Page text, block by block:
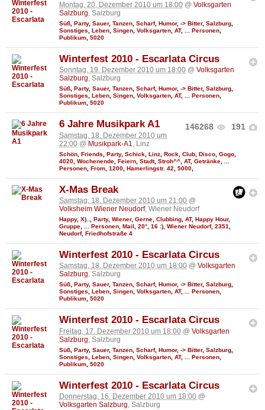
Montag, 20. Dezember 2010 um 18:00 @ Volksgarten
Salzburg, Salzburg
Süß Party, Sauer, Tanzen Scharf, Humor, -> Bitter, Salzburg
Sonstiges
Leben Singen Volksgarten AT, ... Personen
Publikum 5020
Winterfest 2010 - Escarlata Circus
Sonntag, 19. Dezember 2010 um 18:00 @ Volksgarten
Salzburg, Salzburg
Süß, Party, Sauer, Tanzen, Scharf, Humor, -> Bitter, Salzburg,
Sonstiges, Leben, Singen, Volksgarten, AT, ... Personen,
Publikum, 5020
146268 191
6 Jahre Musikpark A1
Samstag, 18. Dezember 2010 um
22:00 @ Musikpark-A1 , Linz
Schön Friends Party, Schick Linz Rock Club Disco Gogo
4020 Wochenende Feiern Stadt, Stroh^^ AT, Getränke
Personen From 1200 Hamerlingstr. 42 5000
X-Mas Break
Samstag, 18. Dezember 2010 um 21:00 @
Volksheim Wiener Neudorf, Wiener Neudorf
Happy, X).. Party, Wiener, Gerne Clubbing AT, Happy Hour,
Gruppe
... Personen Mail 20° 16 :) Wiener Neudorf, 2351
Neudorf, Friedhofstraße 4
Winterfest 2010 - Escarlata Circus
Samstag, 18. Dezember 2010 um 18:00 @ Volksgarten
Salzburg, Salzburg
Süß, Party, Sauer, Tanzen, Scharf, Humor, -> Bitter, Salzburg,
Sonstiges, Leben, Singen, Volksgarten, AT, ... Personen,
Publikum, 5020
Winterfest 2010 - Escarlata Circus
Freitag, 17. Dezember 2010 um 18:00 @ Volksgarten
Salzburg, Salzburg
Süß Party, Sauer, Tanzen Scharf, Humor, -> Bitter, Salzburg
Sonstiges
Leben Singen Volksgarten AT, ... Personen
Publikum 5020
Winterfest 2010 - Escarlata Circus
Donnerstag, 16. Dezember 2010 um 18:00 @
Volksgarten Salzburg, Salzburg